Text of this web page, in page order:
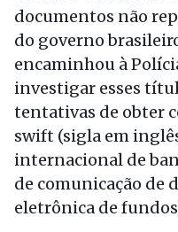
documentos não
do governo
encaminhou à
investigar esses
tentativas de obter
swift (sigla em
internacional de
de comunicação de
eletrônica de